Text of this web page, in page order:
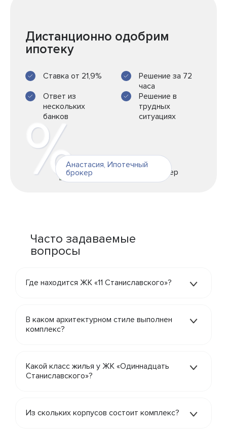
Дистанционно одобрим
ипотеку
Ставка от 21,9%
Решение за 72
часа
Ответ из
нескольких
банков
Решение в
трудных
ситуациях
Анастасия, Ипотечный
брокер
Часто задаваемые
вопросы
Где находится ЖК «11 Станиславского»?
В каком архитектурном стиле выполнен
комплекс?
Какой класс жилья у ЖК «Одиннадцать
Станиславского»?
Из скольких корпусов состоит комплекс?